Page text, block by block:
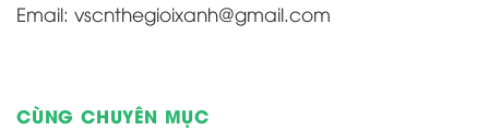
Email: vscnthegioixanh@gmail.com
CÙNG CHUYÊN MỤC